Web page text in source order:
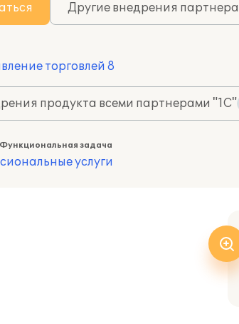
Другие внедрения партнера
торговлей 8
продукта всеми партнерами "1С"
задача
услуги